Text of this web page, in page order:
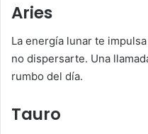
Aries
La energía lunar te
no dispersarte. Una
rumbo del día.
Tauro